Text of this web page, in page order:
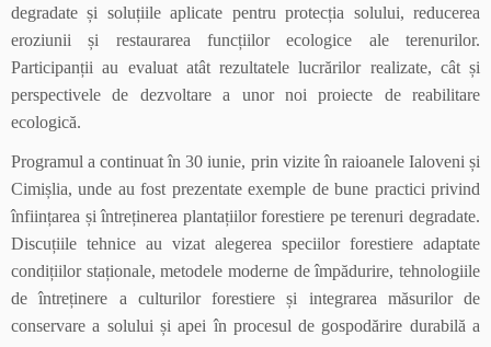
degradate și soluțiile aplicate pentru protecția solului, reducerea
eroziunii și restaurarea funcțiilor ecologice ale terenurilor.
Participanții au evaluat atât rezultatele lucrărilor realizate, cât și
perspectivele de dezvoltare a unor noi proiecte de reabilitare
ecologică.
Programul a continuat în 30 iunie, prin vizite în raioanele Ialoveni și
Cimișlia, unde au fost prezentate exemple de bune practici privind
înființarea și întreținerea plantațiilor forestiere pe terenuri degradate.
Discuțiile tehnice au vizat alegerea speciilor forestiere adaptate
condițiilor staționale, metodele moderne de împădurire, tehnologiile
de întreținere a culturilor forestiere și integrarea măsurilor de
conservare a solului și apei în procesul de gospodărire durabilă a